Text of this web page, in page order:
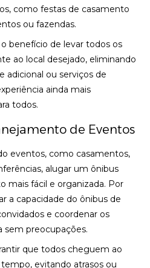
como festas de casamento
ou fazendas.
benefício de levar todos os
ao local desejado, eliminando
adicional ou serviços de
ainda mais
todos.
de Eventos
eventos, como casamentos,
alugar um ônibus
mais fácil e organizada. Por
a capacidade do ônibus de
e coordenar os
sem preocupações.
que todos cheguem ao
evitando atrasos ou